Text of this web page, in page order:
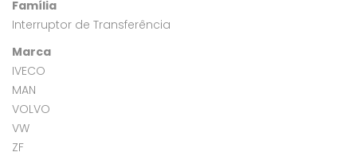
Família
Interruptor de Transferência
Marca
IVECO
MAN
VOLVO
VW
ZF